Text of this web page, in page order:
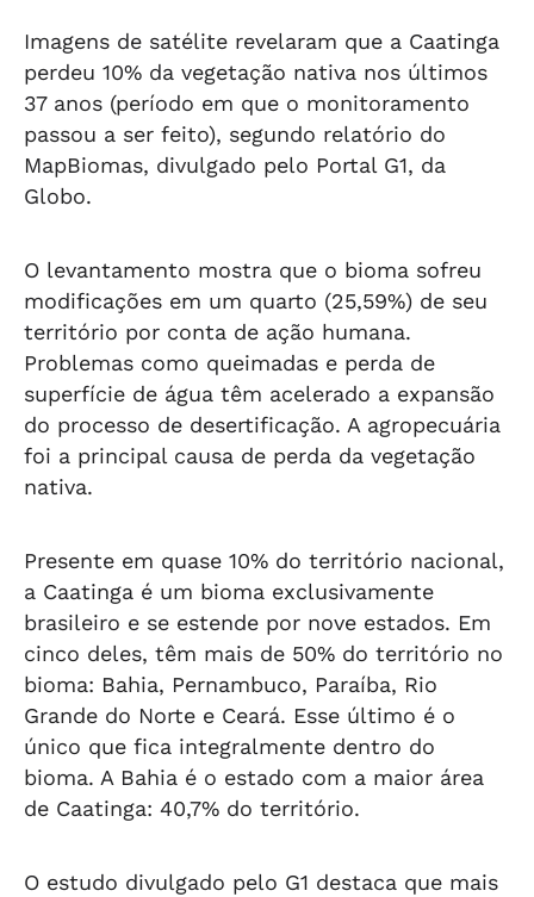
Imagens de satélite revelaram que a Caatinga
perdeu 10% da vegetação nativa nos últimos
37 anos (período em que o monitoramento
passou a ser feito), segundo relatório do
MapBiomas, divulgado pelo Portal G1, da
Globo.
O levantamento mostra que o bioma sofreu
modificações em um quarto (25,59%) de seu
território por conta de ação humana.
Problemas como queimadas e perda de
superfície de água têm acelerado a expansão
do processo de desertificação. A agropecuária
foi a principal causa de perda da vegetação
nativa.
Presente em quase 10% do território nacional,
a Caatinga é um bioma exclusivamente
brasileiro e se estende por nove estados. Em
cinco deles, têm mais de 50% do território no
bioma: Bahia, Pernambuco, Paraíba, Rio
Grande do Norte e Ceará. Esse último é o
único que fica integralmente dentro do
bioma. A Bahia é o estado com a maior área
de Caatinga: 40,7% do território.
O estudo divulgado pelo G1 destaca que mais